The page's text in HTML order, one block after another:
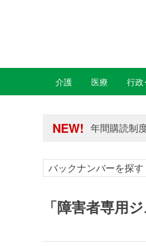
介護 医療 行政
NEW!
年間購読制
年間購読制
高齢者住宅
バックナンバーを探す
「障害者専用